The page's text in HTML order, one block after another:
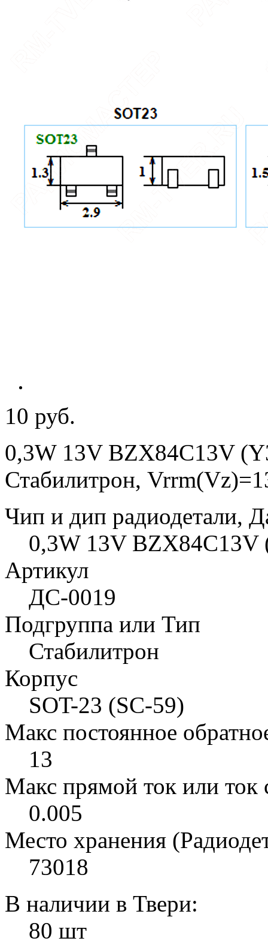
10 руб.
0,3W 13V BZX84C13V
Стабилитрон,
Чип и дип радиодетали,
0,3W 13V BZX84C13V
Артикул
ДС-0019
Подгруппа или Тип
Стабилитрон
Корпус
SOT-23 (SC-59)
Макс постоянное
13
Макс прямой ток или
0.005
Место хранения
73018
В наличии в Твери:
80 шт